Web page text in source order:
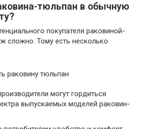
тюльпан в обычную
покупателя раковиной-
сложно. Тому есть несколько
могут гордиться
выпускаемых моделей раковин-